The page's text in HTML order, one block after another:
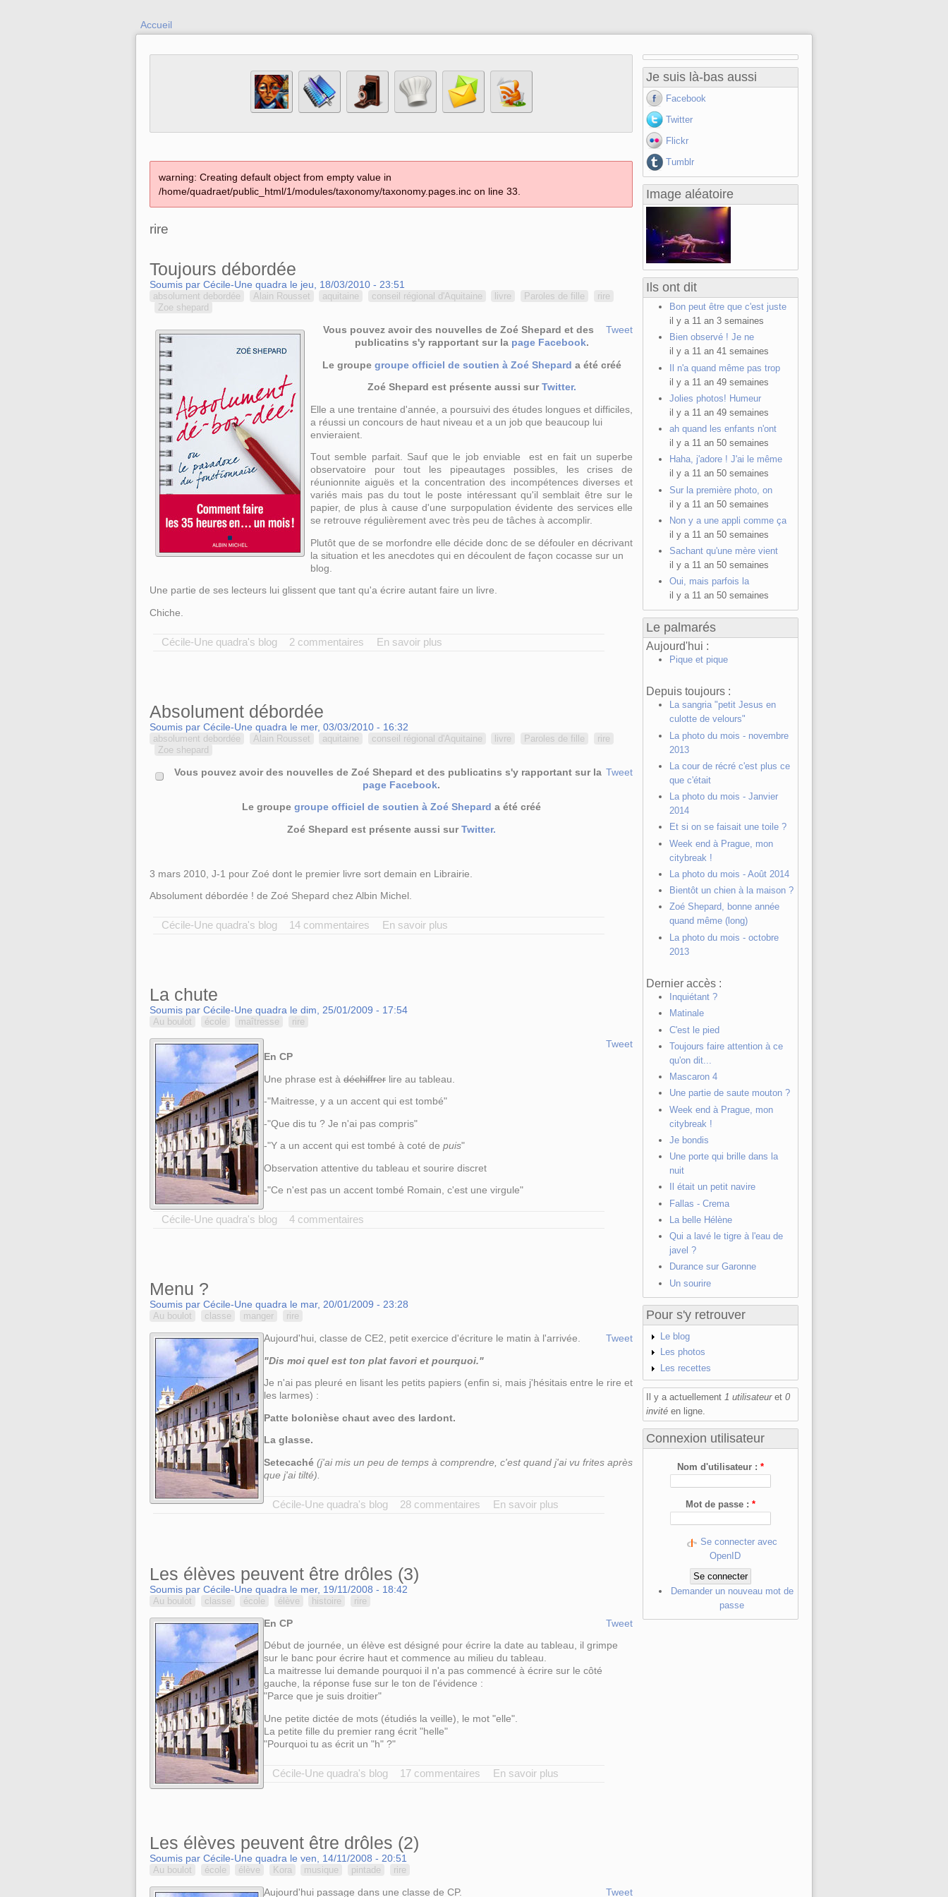
Accueil
warning: Creating default object from empty value in
/home/quadraet/public_html/1/modules/taxonomy/taxonomy.pages.inc on line 33.
rire
Toujours débordée
Soumis par Cécile-Une quadra le jeu, 18/03/2010 - 23:51
absolument debordée Alain Rousset aquitaine conseil régional d'Aquitaine livre Paroles de fille
rire
Zoe shepard
Tweet
Vous pouvez avoir des nouvelles de Zoé Shepard et des
publicatins s'y rapportant sur la page Facebook.
Le groupe groupe officiel de soutien à Zoé Shepard a été créé
Zoé Shepard est présente aussi sur Twitter.
Elle a une trentaine d'année, a poursuivi des études longues et difficiles,
a réussi un concours de haut niveau et a un job que beaucoup lui
envieraient.
Tout semble parfait. Sauf que le job enviable est en fait un superbe
observatoire pour tout les pipeautages possibles, les crises de
réunionnite aiguës et la concentration des incompétences diverses et
variés mais pas du tout le poste intéressant qu'il semblait être sur le
papier, de plus à cause d'une surpopulation évidente des services elle
se retrouve régulièrement avec très peu de tâches à accomplir.
Plutôt que de se morfondre elle décide donc de se défouler en décrivant
la situation et les anecdotes qui en découlent de façon cocasse sur un
blog.
Une partie de ses lecteurs lui glissent que tant qu'a écrire autant faire un livre.
Chiche.
Cécile-Une quadra's blog 2 commentaires En savoir plus
Absolument débordée
Soumis par Cécile-Une quadra le mer, 03/03/2010 - 16:32
absolument debordée Alain Rousset aquitaine conseil régional d'Aquitaine livre Paroles de fille
rire
Zoe shepard
Tweet
Vous pouvez avoir des nouvelles de Zoé Shepard et des publicatins s'y rapportant sur la
page Facebook.
Le groupe groupe officiel de soutien à Zoé Shepard a été créé
Zoé Shepard est présente aussi sur Twitter.
3 mars 2010, J-1 pour Zoé dont le premier livre sort demain en Librairie.
Absolument débordée ! de Zoé Shepard chez Albin Michel.
Cécile-Une quadra's blog 14 commentaires En savoir plus
La chute
Soumis par Cécile-Une quadra le dim, 25/01/2009 - 17:54
Au boulot école maîtresse rire
Tweet
En CP
Une phrase est à déchiffrer lire au tableau.
-"Maitresse, y a un accent qui est tombé"
-"Que dis tu ? Je n'ai pas compris"
-"Y a un accent qui est tombé à coté de puis"
Observation attentive du tableau et sourire discret
-"Ce n'est pas un accent tombé Romain, c'est une virgule"
Cécile-Une quadra's blog 4 commentaires
Menu ?
Soumis par Cécile-Une quadra le mar, 20/01/2009 - 23:28
Au boulot classe manger rire
Tweet
Aujourd'hui, classe de CE2, petit exercice d'écriture le matin à l'arrivée.
"Dis moi quel est ton plat favori et pourquoi."
Je n'ai pas pleuré en lisant les petits papiers (enfin si, mais j'hésitais entre le rire et
les larmes) :
Patte bolonièse chaut avec des lardont.
La glasse.
Setecaché (j'ai mis un peu de temps à comprendre, c'est quand j'ai vu frites après
que j'ai tilté).
Cécile-Une quadra's blog 28 commentaires En savoir plus
Les élèves peuvent être drôles (3)
Soumis par Cécile-Une quadra le mer, 19/11/2008 - 18:42
Au boulot classe école élève histoire rire
Tweet
En CP
Début de journée, un élève est désigné pour écrire la date au tableau, il grimpe
sur le banc pour écrire haut et commence au milieu du tableau.
La maitresse lui demande pourquoi il n'a pas commencé à écrire sur le côté
gauche, la réponse fuse sur le ton de l'évidence :
"Parce que je suis droitier"
Une petite dictée de mots (étudiés la veille), le mot "elle".
La petite fille du premier rang écrit "helle"
"Pourquoi tu as écrit un "h" ?"
Cécile-Une quadra's blog 17 commentaires En savoir plus
Les élèves peuvent être drôles (2)
Soumis par Cécile-Une quadra le ven, 14/11/2008 - 20:51
Au boulot école élève Kora musique pintade rire
Tweet
Aujourd'hui passage dans une classe de CP.
Je suis là-bas aussi
Facebook
Twitter
Flickr
Tumblr
Image aléatoire
Ils ont dit
Bon peut être que c'est juste
il y a 11 an 3 semaines
Bien observé ! Je ne
il y a 11 an 41 semaines
Il n'a quand même pas trop
il y a 11 an 49 semaines
Jolies photos! Humeur
il y a 11 an 49 semaines
ah quand les enfants n'ont
il y a 11 an 50 semaines
Haha, j'adore ! J'ai le même
il y a 11 an 50 semaines
Sur la première photo, on
il y a 11 an 50 semaines
Non y a une appli comme ça
il y a 11 an 50 semaines
Sachant qu'une mère vient
il y a 11 an 50 semaines
Oui, mais parfois la
il y a 11 an 50 semaines
Le palmarés
Aujourd'hui :
Pique et pique
Depuis toujours :
La sangria "petit Jesus en
culotte de velours"
La photo du mois - novembre
2013
La cour de récré c'est plus ce
que c'était
La photo du mois - Janvier
2014
Et si on se faisait une toile ?
Week end à Prague, mon
citybreak !
La photo du mois - Août 2014
Bientôt un chien à la maison ?
Zoé Shepard, bonne année
quand même (long)
La photo du mois - octobre
2013
Dernier accès :
Inquiétant ?
Matinale
C'est le pied
Toujours faire attention à ce
qu'on dit...
Mascaron 4
Une partie de saute mouton ?
Week end à Prague, mon
citybreak !
Je bondis
Une porte qui brille dans la
nuit
Il était un petit navire
Fallas - Crema
La belle Hélène
Qui a lavé le tigre à l'eau de
javel ?
Durance sur Garonne
Un sourire
Pour s'y retrouver
Le blog
Les photos
Les recettes
Il y a actuellement1 utilisateuret0
invité en ligne.
Connexion utilisateur
Nom d'utilisateur :*
Mot de passe :*
Se connecter avec
OpenID
Demander un nouveau mot de
passe